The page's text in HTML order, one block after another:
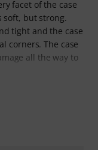
facet of the case
soft, but strong.
tight and the case
corners. The case
all the way to